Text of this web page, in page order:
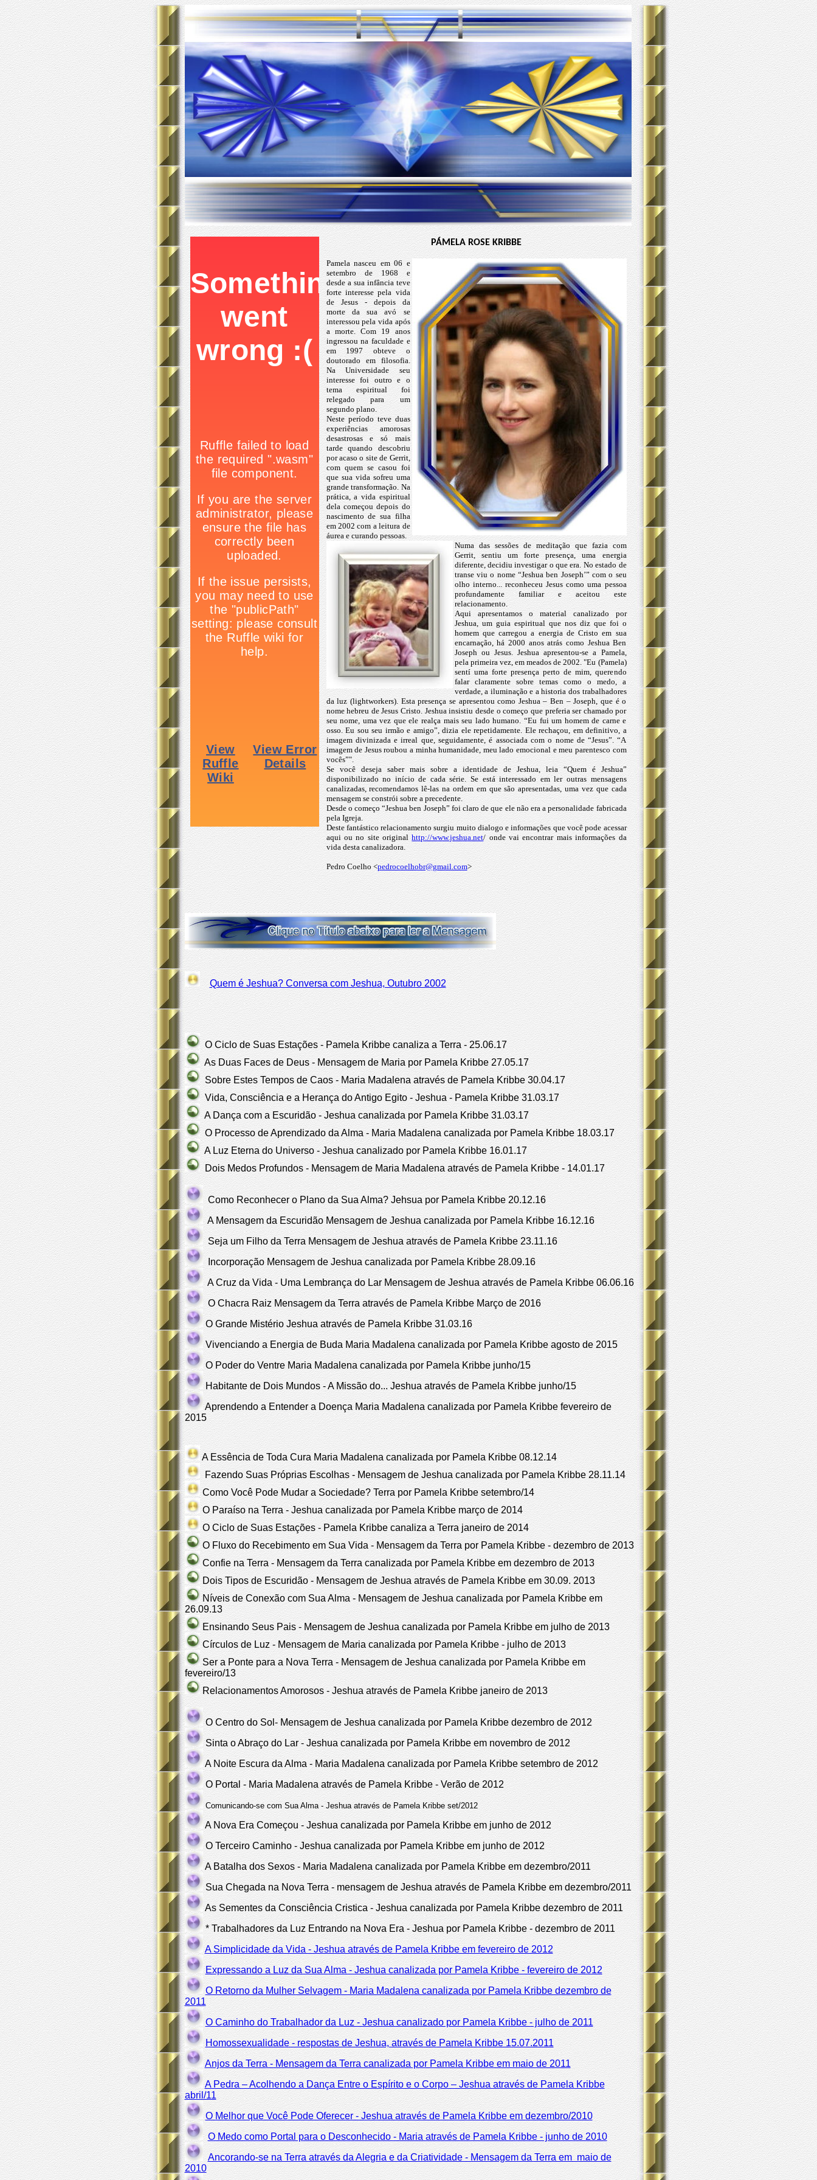
PÁMELA ROSE KRIBBE
Pamela nasceu em 06 e
setembro de 1968 e
desde a sua infância teve
forte interesse pela vida
de Jesus - depois da
morte da sua avó se
interessou pela vida após
a morte. Com 19 anos
ingressou na faculdade e
em 1997 obteve o
doutorado em filosofia.
Na Universidade seu
interesse foi outro e o
tema espiritual foi
relegado para um
segundo plano.
Neste período teve duas
experiências amorosas
desastrosas e só mais
tarde quando descobriu
por acaso o site de Gerrit,
com quem se casou foi
que sua vida sofreu uma
grande transformação. Na
prática, a vida espiritual
dela começou depois do
nascimento de sua filha
em 2002 com a leitura de
áurea e curando pessoas.
Numa das sessões de meditação que fazia com
Gerrit, sentiu um forte presença, uma energia
diferente, decidiu investigar o que era. No estado de
transe viu o nome “Jeshua ben Joseph’” com o seu
olho interno... reconheceu Jesus como uma pessoa
profundamente familiar e aceitou este
relacionamento.
Aqui apresentamos o material canalizado por
Jeshua, um guia espiritual que nos diz que foi o
homem que carregou a energia de Cristo em sua
encarnação, há 2000 anos atrás como Jeshua Ben
Joseph ou Jesus. Jeshua apresentou-se a Pamela,
pela primeira vez, em meados de 2002. "Eu (Pamela)
sentí uma forte presença perto de mim, querendo
falar claramente sobre temas como o medo, a
verdade, a iluminação e a historia dos trabalhadores
da luz (lightworkers). Esta presença se apresentou como Jeshua – Ben – Joseph, que é o
nome hebreu de Jesus Cristo. Jeshua insistiu desde o começo que preferia ser chamado por
seu nome, uma vez que ele realça mais seu lado humano. “Eu fui um homem de carne e
osso. Eu sou seu irmão e amigo”, dizia ele repetidamente. Ele rechaçou, em definitivo, a
imagem divinizada e irreal que, seguidamente, é associada com o nome de “Jesus”. “A
imagem de Jesus roubou a minha humanidade, meu lado emocional e meu parentesco com
vocês”".
Se você deseja saber mais sobre a identidade de Jeshua, leia “Quem é Jeshua”
disponibilizado no início de cada série. Se está interessado em ler outras mensagens
canalizadas, recomendamos lê-las na ordem em que são apresentadas, uma vez que cada
mensagem se constrói sobre a precedente.
Desde o começo “Jeshua ben Joseph” foi claro de que ele não era a personalidade fabricada
pela Igreja.
Deste fantástico relacionamento surgiu muito dialogo e informações que você pode acessar
aqui ou no site originalhttp://www.jeshua.net/ onde vai encontrar mais informações da
vida desta canalizadora.
Pedro Coelho <pedrocoelhobr@gmail.com>
Quem é Jeshua? Conversa com Jeshua, Outubro 2002
O Ciclo de Suas Estações - Pamela Kribbe canaliza a Terra - 25.06.17
As Duas Faces de Deus - Mensagem de Maria por Pamela Kribbe 27.05.17
Sobre Estes Tempos de Caos - Maria Madalena através de Pamela Kribbe 30.04.17
Vida, Consciência e a Herança do Antigo Egito - Jeshua - Pamela Kribbe 31.03.17
A Dança com a Escuridão - Jeshua canalizada por Pamela Kribbe 31.03.17
O Processo de Aprendizado da Alma - Maria Madalena canalizada por Pamela Kribbe 18.03.17
A Luz Eterna do Universo - Jeshua canalizado por Pamela Kribbe 16.01.17
Dois Medos Profundos - Mensagem de Maria Madalena através de Pamela Kribbe - 14.01.17
Como Reconhecer o Plano da Sua Alma? Jehsua por Pamela Kribbe 20.12.16
A Mensagem da Escuridão Mensagem de Jeshua canalizada por Pamela Kribbe 16.12.16
Seja um Filho da Terra Mensagem de Jeshua através de Pamela Kribbe 23.11.16
Incorporação Mensagem de Jeshua canalizada por Pamela Kribbe 28.09.16
A Cruz da Vida - Uma Lembrança do Lar Mensagem de Jeshua através de Pamela Kribbe 06.06.16
O Chacra Raiz Mensagem da Terra através de Pamela Kribbe Março de 2016
O Grande Mistério Jeshua através de Pamela Kribbe 31.03.16
Vivenciando a Energia de Buda Maria Madalena canalizada por Pamela Kribbe agosto de 2015
O Poder do Ventre Maria Madalena canalizada por Pamela Kribbe junho/15
Habitante de Dois Mundos - A Missão do... Jeshua através de Pamela Kribbe junho/15
Aprendendo a Entender a Doença Maria Madalena canalizada por Pamela Kribbe fevereiro de
2015
A Essência de Toda Cura Maria Madalena canalizada por Pamela Kribbe 08.12.14
Fazendo Suas Próprias Escolhas - Mensagem de Jeshua canalizada por Pamela Kribbe 28.11.14
Como Você Pode Mudar a Sociedade? Terra por Pamela Kribbe setembro/14
O Paraíso na Terra - Jeshua canalizada por Pamela Kribbe março de 2014
O Ciclo de Suas Estações - Pamela Kribbe canaliza a Terra janeiro de 2014
O Fluxo do Recebimento em Sua Vida - Mensagem da Terra por Pamela Kribbe - dezembro de 2013
Confie na Terra - Mensagem da Terra canalizada por Pamela Kribbe em dezembro de 2013
Dois Tipos de Escuridão - Mensagem de Jeshua através de Pamela Kribbe em 30.09. 2013
Níveis de Conexão com Sua Alma - Mensagem de Jeshua canalizada por Pamela Kribbe em
26.09.13
Ensinando Seus Pais - Mensagem de Jeshua canalizada por Pamela Kribbe em julho de 2013
Círculos de Luz - Mensagem de Maria canalizada por Pamela Kribbe - julho de 2013
Ser a Ponte para a Nova Terra - Mensagem de Jeshua canalizada por Pamela Kribbe em
fevereiro/13
Relacionamentos Amorosos - Jeshua através de Pamela Kribbe janeiro de 2013
O Centro do Sol- Mensagem de Jeshua canalizada por Pamela Kribbe dezembro de 2012
Sinta o Abraço do Lar - Jeshua canalizada por Pamela Kribbe em novembro de 2012
A Noite Escura da Alma - Maria Madalena canalizada por Pamela Kribbe setembro de 2012
O Portal - Maria Madalena através de Pamela Kribbe - Verão de 2012
Comunicando-se com Sua Alma - Jeshua através de Pamela Kribbe set/2012
A Nova Era Começou - Jeshua canalizada por Pamela Kribbe em junho de 2012
O Terceiro Caminho - Jeshua canalizada por Pamela Kribbe em junho de 2012
A Batalha dos Sexos - Maria Madalena canalizada por Pamela Kribbe em dezembro/2011
Sua Chegada na Nova Terra - mensagem de Jeshua através de Pamela Kribbe em dezembro/2011
As Sementes da Consciência Cristica - Jeshua canalizada por Pamela Kribbe dezembro de 2011
*Trabalhadores da Luz Entrando na Nova Era - Jeshua por Pamela Kribbe - dezembro de 2011
A Simplicidade da Vida - Jeshua através de Pamela Kribbe em fevereiro de 2012
Expressando a Luz da Sua Alma - Jeshua canalizada por Pamela Kribbe - fevereiro de 2012
O Retorno da Mulher Selvagem - Maria Madalena canalizada por Pamela Kribbe dezembro de
2011
O Caminho do Trabalhador da Luz - Jeshua canalizado por Pamela Kribbe - julho de 2011
Homossexualidade - respostas de Jeshua, através de Pamela Kribbe 15.07.2011
Anjos da Terra - Mensagem da Terra canalizada por Pamela Kribbe em maio de 2011
A Pedra – Acolhendo a Dança Entre o Espírito e o Corpo – Jeshua através de Pamela Kribbe
abril/11
O Melhor que Você Pode Oferecer - Jeshua através de Pamela Kribbe em dezembro/2010
O Medo como Portal para o Desconhecido - Maria através de Pamela Kribbe - junho de 2010
Ancorando-se na Terra através da Alegria e da Criatividade - Mensagem da Terra em maio de
2010